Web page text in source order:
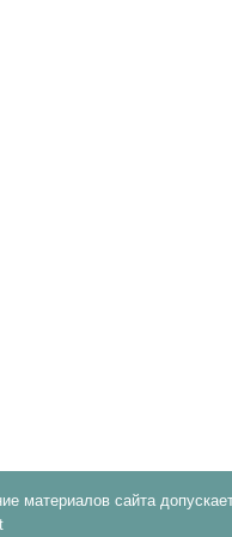
материалов сайта